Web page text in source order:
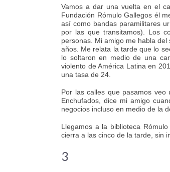
Vamos a dar una vuelta en el
Fundación Rómulo Gallegos él
así como bandas paramilitares
por las que transitamos). Los
personas. Mi amigo me habla
años. Me relata la tarde que lo
lo soltaron en medio de una
violento de América Latina en
una tasa de 24.
Por las calles que pasamos veo
Enchufados, dice mi amigo
negocios incluso en medio de la
Llegamos a la biblioteca
cierra a las cinco de la tarde, sin
3